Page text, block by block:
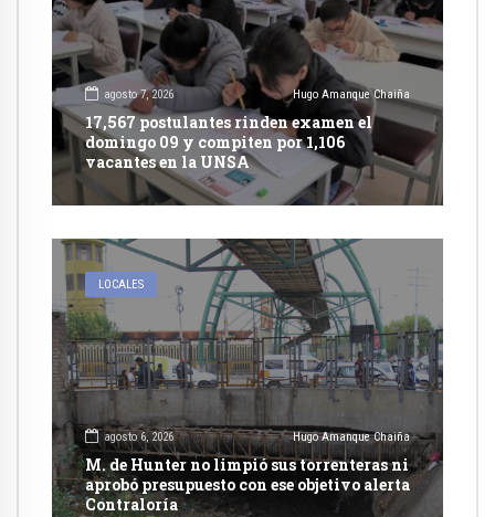
agosto 7, 2026 Hugo Amanque Chaiña
17,567 postulantes rinden examen el
domingo 09 y compiten por 1,106
vacantes en la UNSA
LOCALES
agosto 6, 2026 Hugo Amanque Chaiña
M. de Hunter no limpió sus torrenteras ni
aprobó presupuesto con ese objetivo alerta
Contraloría